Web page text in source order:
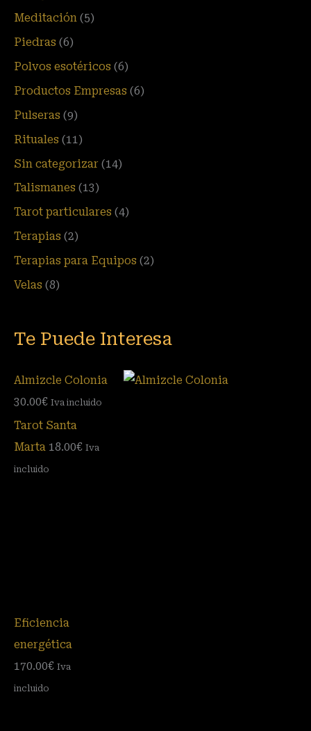
Meditación (5)
Piedras (6)
Polvos esotéricos (6)
Productos Empresas (6)
Pulseras (9)
Rituales (11)
Sin categorizar (14)
Talismanes (13)
Tarot particulares (4)
Terapias (2)
Terapias para Equipos (2)
Velas (8)
Te Puede Interesa
Almizcle Colonia
30.00€ Iva incluido
Tarot Santa
Marta 18.00€ Iva
incluido
Eficiencia
energética
170.00€ Iva
incluido